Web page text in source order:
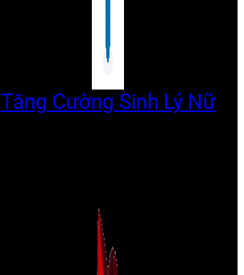
Tăng Cường Sinh Lý Nữ